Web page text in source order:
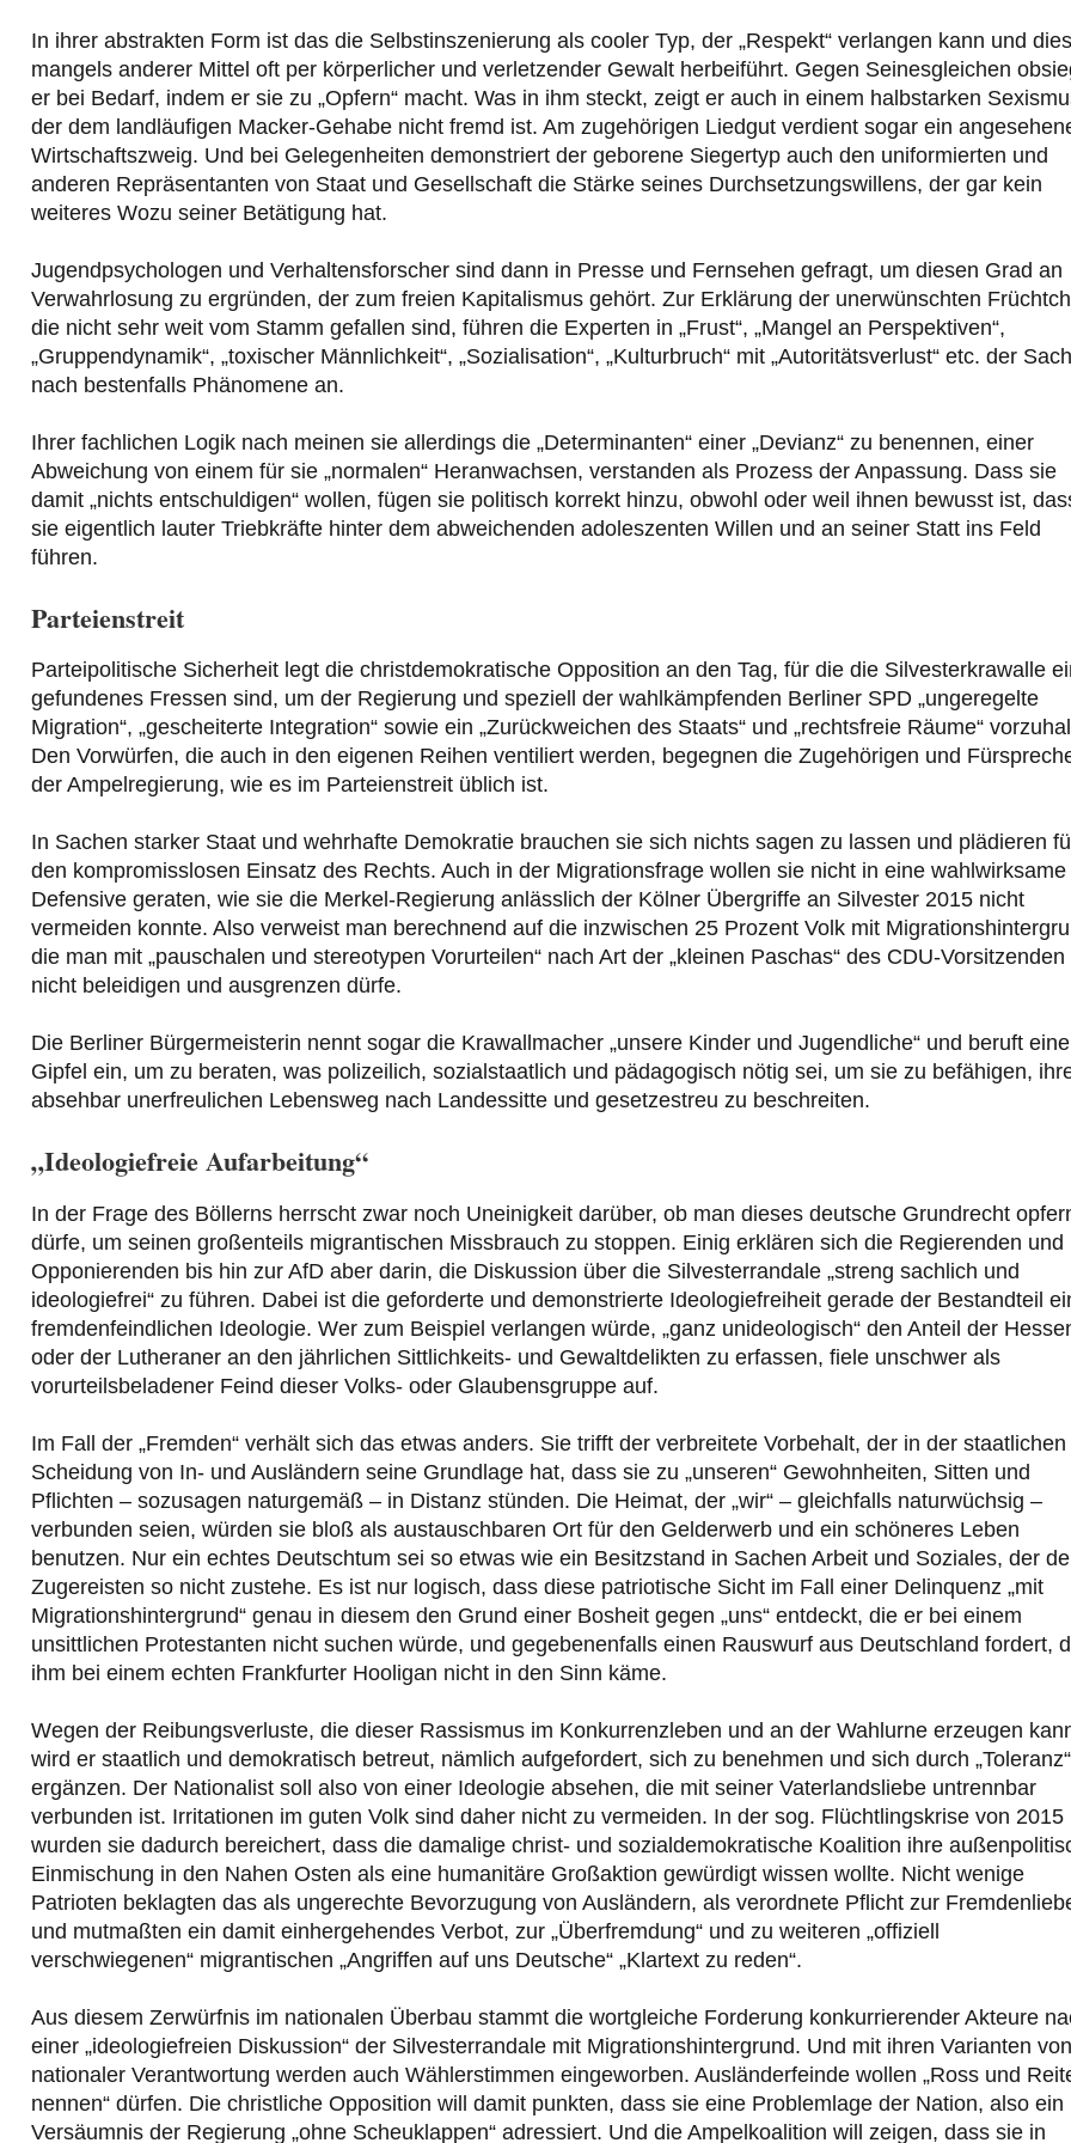
In ihrer abstrakten Form ist das die Selbstinszenierung als cooler Typ, der „Respekt“ verlangen kann und
mangels anderer Mittel oft per körperlicher und verletzender Gewalt herbeiführt. Gegen Seinesgleichen
er bei Bedarf, indem er sie zu „Opfern“ macht. Was in ihm steckt, zeigt er auch in einem halbstarken
der dem landläufigen Macker-Gehabe nicht fremd ist. Am zugehörigen Liedgut verdient sogar ein
Wirtschaftszweig. Und bei Gelegenheiten demonstriert der geborene Siegertyp auch den uniformierten und
anderen Repräsentanten von Staat und Gesellschaft die Stärke seines Durchsetzungswillens, der gar kein
weiteres Wozu seiner Betätigung hat.
Jugendpsychologen und Verhaltensforscher sind dann in Presse und Fernsehen gefragt, um diesen Grad an
Verwahrlosung zu ergründen, der zum freien Kapitalismus gehört. Zur Erklärung der unerwünschten
die nicht sehr weit vom Stamm gefallen sind, führen die Experten in „Frust“, „Mangel an Perspektiven“,
„Gruppendynamik“, „toxischer Männlichkeit“, „Sozialisation“, „Kulturbruch“ mit „Autoritätsverlust“ etc. der
nach bestenfalls Phänomene an.
Ihrer fachlichen Logik nach meinen sie allerdings die „Determinanten“ einer „Devianz“ zu benennen, einer
Abweichung von einem für sie „normalen“ Heranwachsen, verstanden als Prozess der Anpassung. Dass sie
damit „nichts entschuldigen“ wollen, fügen sie politisch korrekt hinzu, obwohl oder weil ihnen bewusst ist,
sie eigentlich lauter Triebkräfte hinter dem abweichenden adoleszenten Willen und an seiner Statt ins Feld
führen.
Parteienstreit
Parteipolitische Sicherheit legt die christdemokratische Opposition an den Tag, für die die Silvesterkrawalle
gefundenes Fressen sind, um der Regierung und speziell der wahlkämpfenden Berliner SPD „ungeregelte
Migration“, „gescheiterte Integration“ sowie ein „Zurückweichen des Staats“ und „rechtsfreie Räume“
Den Vorwürfen, die auch in den eigenen Reihen ventiliert werden, begegnen die Zugehörigen und
der Ampelregierung, wie es im Parteienstreit üblich ist.
In Sachen starker Staat und wehrhafte Demokratie brauchen sie sich nichts sagen zu lassen und plädieren
den kompromisslosen Einsatz des Rechts. Auch in der Migrationsfrage wollen sie nicht in eine wahlwirksame
Defensive geraten, wie sie die Merkel-Regierung anlässlich der Kölner Übergriffe an Silvester 2015 nicht
vermeiden konnte. Also verweist man berechnend auf die inzwischen 25 Prozent Volk mit
die man mit „pauschalen und stereotypen Vorurteilen“ nach Art der „kleinen Paschas“ des CDU-Vorsitzenden
nicht beleidigen und ausgrenzen dürfe.
Die Berliner Bürgermeisterin nennt sogar die Krawallmacher „unsere Kinder und Jugendliche“ und beruft
Gipfel ein, um zu beraten, was polizeilich, sozialstaatlich und pädagogisch nötig sei, um sie zu befähigen,
absehbar unerfreulichen Lebensweg nach Landessitte und gesetzestreu zu beschreiten.
„Ideologiefreie Aufarbeitung“
In der Frage des Böllerns herrscht zwar noch Uneinigkeit darüber, ob man dieses deutsche Grundrecht
dürfe, um seinen großenteils migrantischen Missbrauch zu stoppen. Einig erklären sich die Regierenden und
Opponierenden bis hin zur AfD aber darin, die Diskussion über die Silvesterrandale „streng sachlich und
ideologiefrei“ zu führen. Dabei ist die geforderte und demonstrierte Ideologiefreiheit gerade der Bestandteil
fremdenfeindlichen Ideologie. Wer zum Beispiel verlangen würde, „ganz unideologisch“ den Anteil der
oder der Lutheraner an den jährlichen Sittlichkeits- und Gewaltdelikten zu erfassen, fiele unschwer als
vorurteilsbeladener Feind dieser Volks- oder Glaubensgruppe auf.
Im Fall der „Fremden“ verhält sich das etwas anders. Sie trifft der verbreitete Vorbehalt, der in der staatlichen
Scheidung von In- und Ausländern seine Grundlage hat, dass sie zu „unseren“ Gewohnheiten, Sitten und
Pflichten – sozusagen naturgemäß – in Distanz stünden. Die Heimat, der „wir“ – gleichfalls naturwüchsig –
verbunden seien, würden sie bloß als austauschbaren Ort für den Gelderwerb und ein schöneres Leben
benutzen. Nur ein echtes Deutschtum sei so etwas wie ein Besitzstand in Sachen Arbeit und Soziales, der
Zugereisten so nicht zustehe. Es ist nur logisch, dass diese patriotische Sicht im Fall einer Delinquenz „mit
Migrationshintergrund“ genau in diesem den Grund einer Bosheit gegen „uns“ entdeckt, die er bei einem
unsittlichen Protestanten nicht suchen würde, und gegebenenfalls einen Rauswurf aus Deutschland fordert,
ihm bei einem echten Frankfurter Hooligan nicht in den Sinn käme.
Wegen der Reibungsverluste, die dieser Rassismus im Konkurrenzleben und an der Wahlurne erzeugen
wird er staatlich und demokratisch betreut, nämlich aufgefordert, sich zu benehmen und sich durch
ergänzen. Der Nationalist soll also von einer Ideologie absehen, die mit seiner Vaterlandsliebe untrennbar
verbunden ist. Irritationen im guten Volk sind daher nicht zu vermeiden. In der sog. Flüchtlingskrise von 2015
wurden sie dadurch bereichert, dass die damalige christ- und sozialdemokratische Koalition ihre
Einmischung in den Nahen Osten als eine humanitäre Großaktion gewürdigt wissen wollte. Nicht wenige
Patrioten beklagten das als ungerechte Bevorzugung von Ausländern, als verordnete Pflicht zur
und mutmaßten ein damit einhergehendes Verbot, zur „Überfremdung“ und zu weiteren „offiziell
verschwiegenen“ migrantischen „Angriffen auf uns Deutsche“ „Klartext zu reden“.
Aus diesem Zerwürfnis im nationalen Überbau stammt die wortgleiche Forderung konkurrierender Akteure
einer „ideologiefreien Diskussion“ der Silvesterrandale mit Migrationshintergrund. Und mit ihren Varianten von
nationaler Verantwortung werden auch Wählerstimmen eingeworben. Ausländerfeinde wollen „Ross und
nennen“ dürfen. Die christliche Opposition will damit punkten, dass sie eine Problemlage der Nation, also ein
Versäumnis der Regierung „ohne Scheuklappen“ adressiert. Und die Ampelkoalition will zeigen, dass sie in